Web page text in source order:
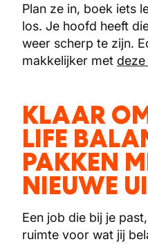
Plan ze in, boek iets
los. Je hoofd heeft
weer scherp te zijn.
makkelijker met
KLAAR
LIFE
PAKKEN
NIEUWE
Een job die bij je
ruimte voor wat jij